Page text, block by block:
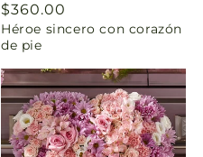
Precio
habitual
$360.00
Héroe sincero con corazón
de pie